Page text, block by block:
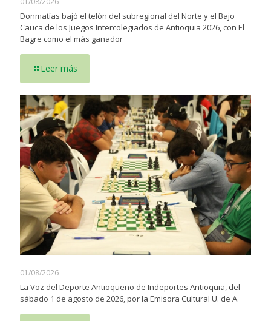
Donmatías bajó el telón del subregional del Norte y el Bajo
Cauca de los Juegos Intercolegiados de Antioquia 2026, con El
Bagre como el más ganador
Leer más
01/08/2026
La Voz del Deporte Antioqueño de Indeportes Antioquia, del
sábado 1 de agosto de 2026, por la Emisora Cultural U. de A.